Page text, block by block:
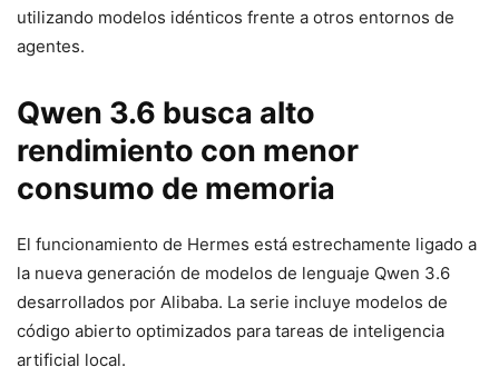
utilizando modelos idénticos frente a otros entornos de
agentes.
Qwen 3.6 busca alto
rendimiento con menor
consumo de memoria
El funcionamiento de Hermes está estrechamente ligado a
la nueva generación de modelos de lenguaje Qwen 3.6
desarrollados por Alibaba. La serie incluye modelos de
código abierto optimizados para tareas de inteligencia
artificial local.